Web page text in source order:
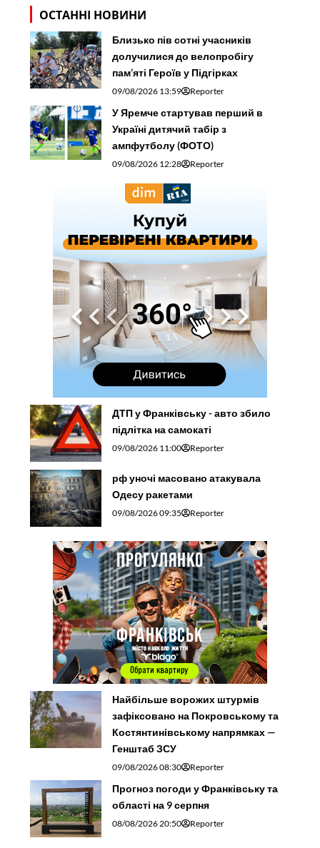
ОСТАННІ НОВИНИ
Близько пів сотні учасників
долучилися до велопробігу
пам’яті Героїв у Підгірках
09/08/2026 13:59 Reporter
У Яремче стартував перший в
Україні дитячий табір з
ампфутболу (ФОТО)
09/08/2026 12:28 Reporter
ДТП у Франківську - авто збило
підлітка на самокаті
09/08/2026 11:00 Reporter
рф уночі масовано атакувала
Одесу ракетами
09/08/2026 09:35 Reporter
Найбільше ворожих штурмів
зафіксовано на Покровському та
Костянтинівському напрямках —
Генштаб ЗСУ
09/08/2026 08:30 Reporter
Прогноз погоди у Франківську та
області на 9 серпня
08/08/2026 20:50 Reporter